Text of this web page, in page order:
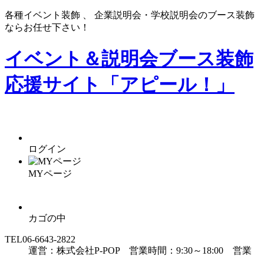
各種イベント装飾 、 企業説明会・学校説明会のブース装飾
ならお任せ下さい！
イベント＆説明会ブース装飾
応援サイト「アピール！」
ログイン
MYページ
カゴの中
TEL06-6643-2822
運営：株式会社P-POP 営業時間：9:30～18:00 営業